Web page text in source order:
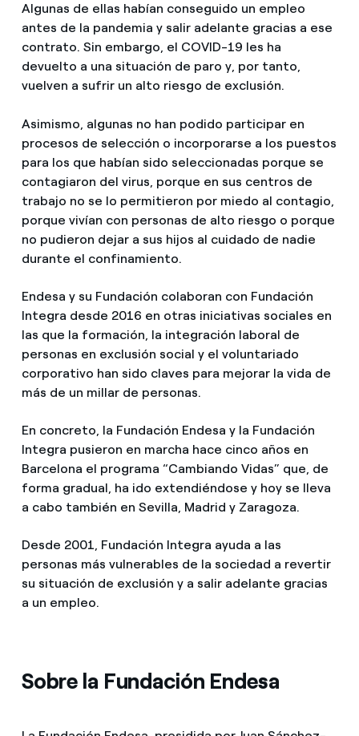
Algunas de ellas habían conseguido un empleo
antes de la pandemia y salir adelante gracias a ese
contrato. Sin embargo, el COVID-19 les ha
devuelto a una situación de paro y, por tanto,
vuelven a sufrir un alto riesgo de exclusión.
Asimismo, algunas no han podido participar en
procesos de selección o incorporarse a los puestos
para los que habían sido seleccionadas porque se
contagiaron del virus, porque en sus centros de
trabajo no se lo permitieron por miedo al contagio,
porque vivían con personas de alto riesgo o porque
no pudieron dejar a sus hijos al cuidado de nadie
durante el confinamiento.
Endesa y su Fundación colaboran con Fundación
Integra desde 2016 en otras iniciativas sociales en
las que la formación, la integración laboral de
personas en exclusión social y el voluntariado
corporativo han sido claves para mejorar la vida de
más de un millar de personas.
En concreto, la Fundación Endesa y la Fundación
Integra pusieron en marcha hace cinco años en
Barcelona el programa “Cambiando Vidas” que, de
forma gradual, ha ido extendiéndose y hoy se lleva
a cabo también en Sevilla, Madrid y Zaragoza.
Desde 2001, Fundación Integra ayuda a las
personas más vulnerables de la sociedad a revertir
su situación de exclusión y a salir adelante gracias
a un empleo.
Sobre la Fundación Endesa